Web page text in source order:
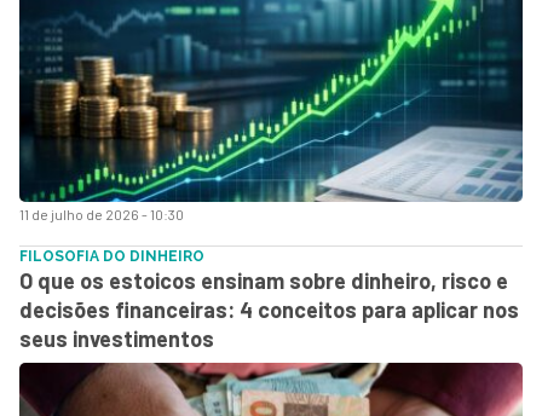
11 de julho de 2026 - 10:30
FILOSOFIA DO DINHEIRO
O que os estoicos ensinam sobre dinheiro, risco e
decisões financeiras: 4 conceitos para aplicar nos
seus investimentos